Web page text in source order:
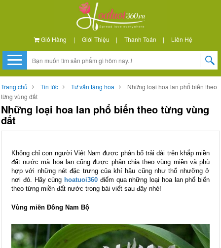
Giỏ Hàng | Giới Thiệu | Thanh Toán | Liên Hệ
Trang chủ Tin tức Tư vấn tặng hoa
Những loại hoa lan phổ biến theo
từng vùng đất
Những loại hoa lan phổ biến theo từng vùng
đất
Không chỉ con người Việt Nam được phân bố trải dài trên khắp miền
đất nước mà hoa lan cũng được phân chia theo vùng miền và phù
hợp với những nét đặc trưng của khí hậu cũng như thổ nhưỡng ở
nơi đó. Hãy cùng hoatuoi360 điểm qua những loại hoa lan phổ biến
theo từng miền đất nước trong bài viết sau đây nhé!
Vùng miền Đông Nam Bộ